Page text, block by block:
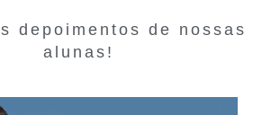
depoimentos de nossas
alunas!